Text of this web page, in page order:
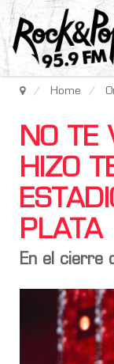
Home
NO TE
HIZO
PLATA
En el cierre